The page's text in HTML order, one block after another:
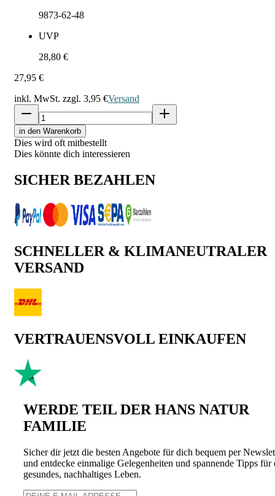
9873-62-48
UVP
28,80 €
27,95 €
inkl. MwSt. zzgl. 3,95 €Versand
in den Warenkorb
Dies wird oft mitbestellt
Dies könnte dich interessieren
SICHER BEZAHLEN
SCHNELLER & KLIMANEUTRALER
VERSAND
VERTRAUENSVOLL EINKAUFEN
WERDE TEIL DER HANS NATUR
FAMILIE
Sicher dir jetzt die besten Angebote für dich bequem per
und entdecke einmalige Gelegenheiten und spannende Tipps für
gesundes, nachhaltiges Leben.